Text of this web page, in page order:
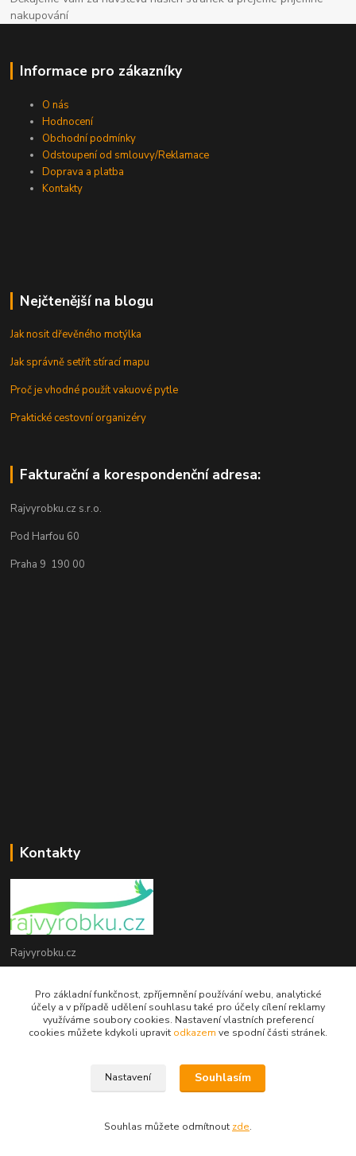
nakupování
Informace pro zákazníky
O nás
Hodnocení
Obchodní podmínky
Odstoupení od smlouvy/Reklamace
Doprava a platba
Kontakty
Nejčtenější na blogu
Jak nosit dřevěného motýlka
Jak správně setřít stírací mapu
Proč je vhodné použít vakuové pytle
Praktické cestovní organizéry
Fakturační a korespondenční adresa:
Rajvyrobku.cz s.r.o.
Pod Harfou 60
Praha 9 190 00
Kontakty
Rajvyrobku.cz
+420 735 538 799
info@rajvyrobku.cz
Pro základní funkčnost, zpříjemnění používání webu, analytické
účely a v případě udělení souhlasu také pro účely cílení reklamy
využíváme soubory cookies. Nastavení vlastních preferencí
cookies můžete kdykoli upravit odkazem ve spodní části stránek.
Nastavení Souhlasím
Souhlas můžete odmítnout zde.